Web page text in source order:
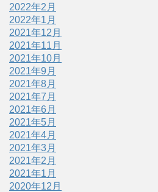
2022年2月
2022年1月
2021年12月
2021年11月
2021年10月
2021年9月
2021年8月
2021年7月
2021年6月
2021年5月
2021年4月
2021年3月
2021年2月
2021年1月
2020年12月